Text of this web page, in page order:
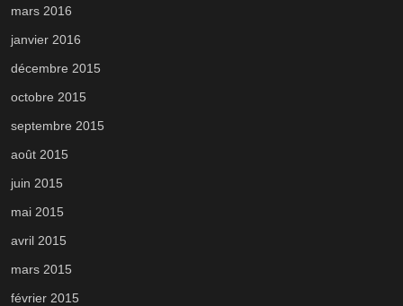
mars 2016
janvier 2016
décembre 2015
octobre 2015
septembre 2015
août 2015
juin 2015
mai 2015
avril 2015
mars 2015
février 2015